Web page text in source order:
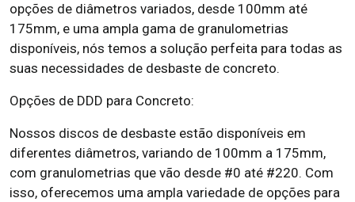
opções de diâmetros variados, desde 100mm até
175mm, e uma ampla gama de granulometrias
disponíveis, nós temos a solução perfeita para todas as
suas necessidades de desbaste de concreto.
Opções de DDD para Concreto:
Nossos discos de desbaste estão disponíveis em
diferentes diâmetros, variando de 100mm a 175mm,
com granulometrias que vão desde #0 até #220. Com
isso, oferecemos uma ampla variedade de opções para